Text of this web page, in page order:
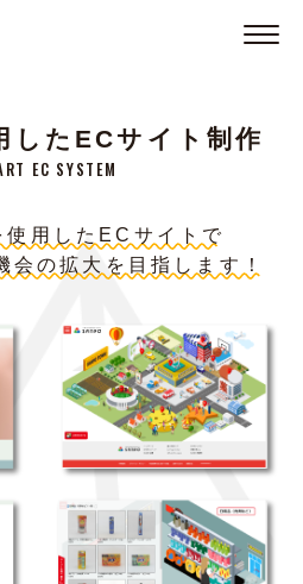
たECサイト制作
EC SYSTEM
用したECサイトで
会の拡大を目指します！